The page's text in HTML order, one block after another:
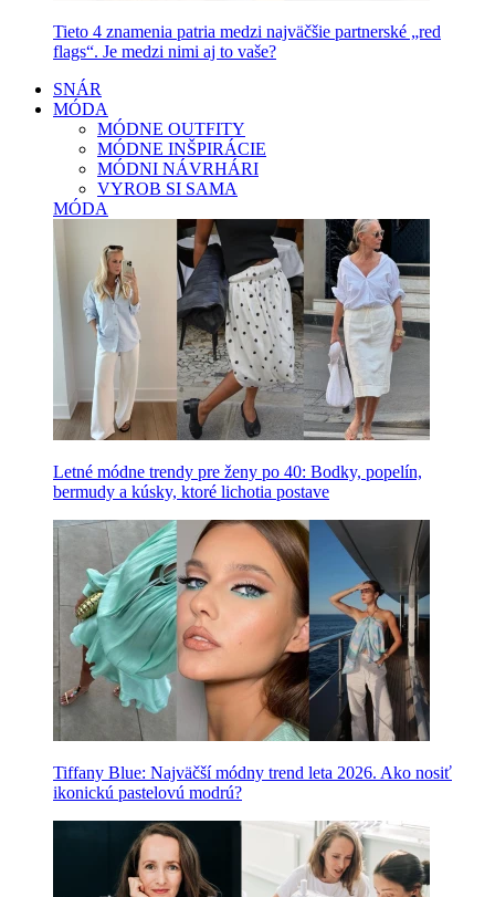
Tieto 4 znamenia patria medzi najväčšie partnerské „red
flags“. Je medzi nimi aj to vaše?
SNÁR
MÓDA
MÓDNE OUTFITY
MÓDNE INŠPIRÁCIE
MÓDNI NÁVRHÁRI
VYROB SI SAMA
MÓDA
Letné módne trendy pre ženy po 40: Bodky, popelín,
bermudy a kúsky, ktoré lichotia postave
Tiffany Blue: Najväčší módny trend leta 2026. Ako nosiť
ikonickú pastelovú modrú?